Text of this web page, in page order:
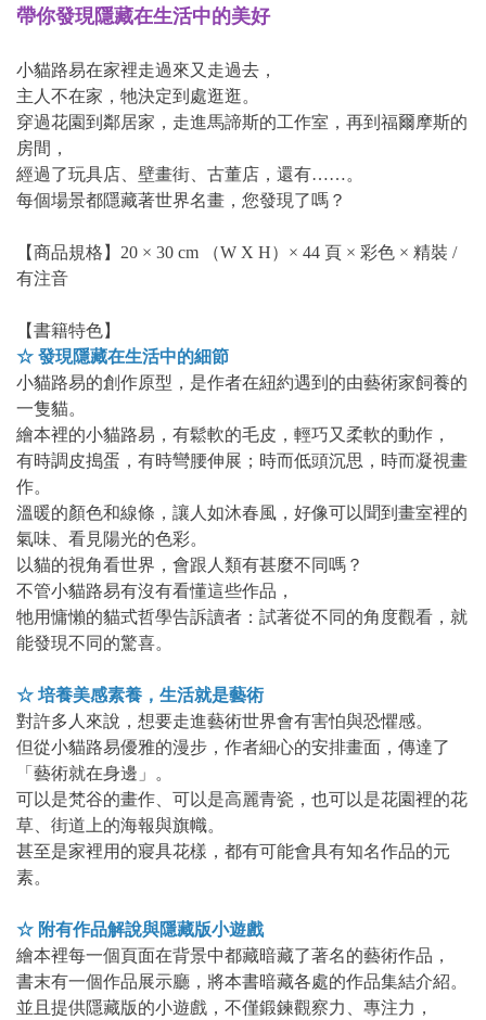
帶你發現隱藏在生活中的美好
小貓路易在家裡走過來又走過去，
主人不在家，牠決定到處逛逛。
穿過花園到鄰居家，走進馬諦斯的工作室，再到福爾摩斯的
房間，
經過了玩具店、壁畫街、古董店，還有……。
每個場景都隱藏著世界名畫，您發現了嗎？
【商品規格】20 × 30 cm （W X H）× 44 頁 × 彩色 × 精裝 /
有注音
【書籍特色】
☆ 發現隱藏在生活中的細節
小貓路易的創作原型，是作者在紐約遇到的由藝術家飼養的
一隻貓。
繪本裡的小貓路易，有鬆軟的毛皮，輕巧又柔軟的動作，
有時調皮搗蛋，有時彎腰伸展；時而低頭沉思，時而凝視畫
作。
溫暖的顏色和線條，讓人如沐春風，好像可以聞到畫室裡的
氣味、看見陽光的色彩。
以貓的視角看世界，會跟人類有甚麼不同嗎？
不管小貓路易有沒有看懂這些作品，
牠用慵懶的貓式哲學告訴讀者：試著從不同的角度觀看，就
能發現不同的驚喜。
☆ 培養美感素養，生活就是藝術
對許多人來說，想要走進藝術世界會有害怕與恐懼感。
但從小貓路易優雅的漫步，作者細心的安排畫面，傳達了
「藝術就在身邊」。
可以是梵谷的畫作、可以是高麗青瓷，也可以是花園裡的花
草、街道上的海報與旗幟。
甚至是家裡用的寢具花樣，都有可能會具有知名作品的元
素。
☆ 附有作品解說與隱藏版小遊戲
繪本裡每一個頁面在背景中都藏暗藏了著名的藝術作品，
書末有一個作品展示廳，將本書暗藏各處的作品集結介紹。
並且提供隱藏版的小遊戲，不僅鍛鍊觀察力、專注力，